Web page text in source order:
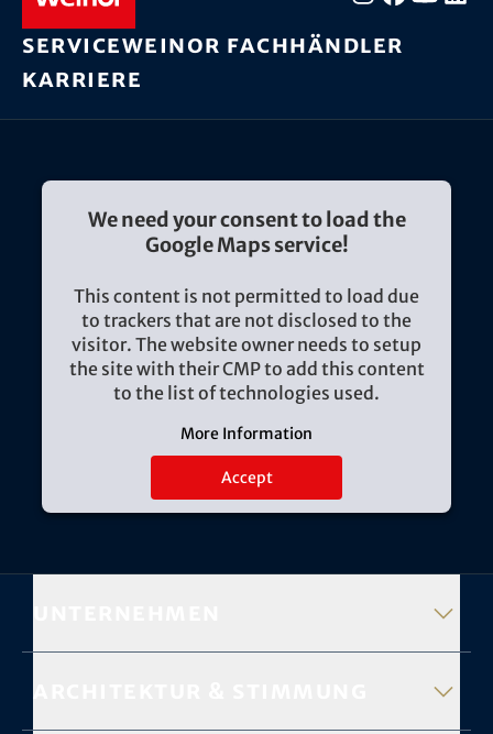
Serviceweinor Fachhändler
Karriere
We need your consent to load the
Google Maps service!
This content is not permitted to load due
to trackers that are not disclosed to the
visitor. The website owner needs to setup
the site with their CMP to add this content
to the list of technologies used.
More Information
Accept